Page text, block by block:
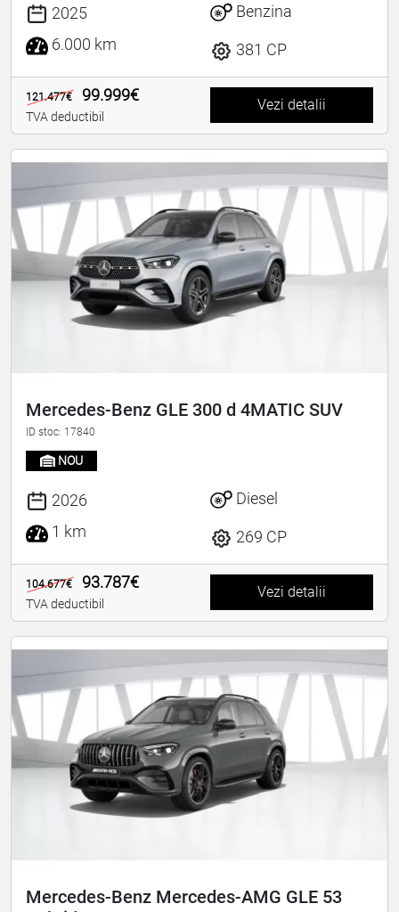
2025
6.000 km
Benzina
381 CP
121.477€ 99.999€
TVA deductibil
Vezi detalii
Mercedes-Benz GLE 300 d 4MATIC SUV
ID stoc: 17840
NOU
2026
1 km
Diesel
269 CP
104.677€ 93.787€
TVA deductibil
Vezi detalii
Mercedes-Benz Mercedes-AMG GLE 53